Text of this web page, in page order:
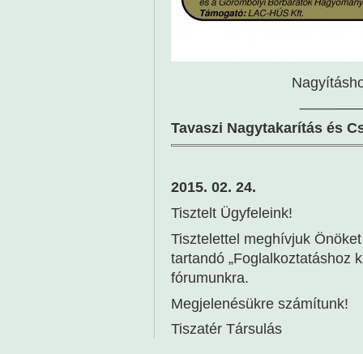
Tavaszi Nagytakarítás és
2015. 02. 24.
Tisztelt Ügyfeleink!
Tisztelettel meghívjuk
tartandó „Foglalkoztatáshoz
fórumunkra.
Megjelenésükre számítunk!
Tiszatér Társulás